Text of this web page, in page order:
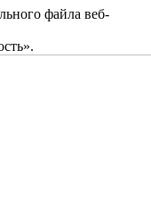
файла веб-